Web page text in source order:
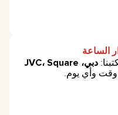
الساعة
دبي، JVC، Square
وأي يوم.